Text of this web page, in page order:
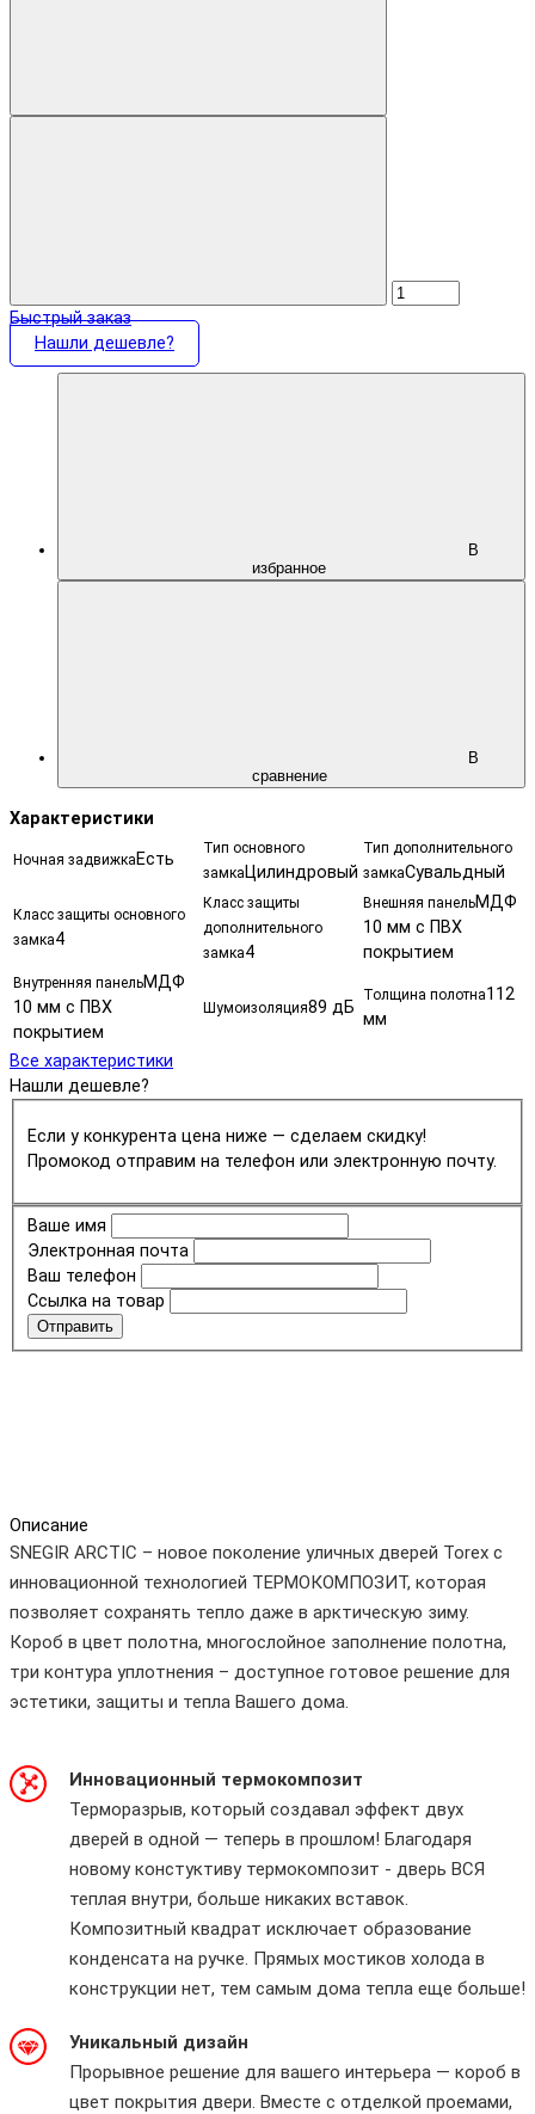
Быстрый заказ
Нашли дешевле?
В
избранное
В
сравнение
Характеристики
Ночная задвижка Есть
Тип основного
замка Цилиндровый
Тип дополнительного
замкаСувальдный
Класс защиты основного
замка4
Класс защиты
дополнительного
замка4
Внешняя панельМДФ
10 мм с ПВХ
покрытием
Внутренняя панельМДФ
10 мм с ПВХ
покрытием
Шумоизоляция89 дБ
Толщина полотна112
мм
Все характеристики
Нашли дешевле?
Если у конкурента цена ниже — сделаем скидку!
Промокод отправим на телефон или электронную почту.
Ваше имя
Электронная почта
Ваш телефон
Ссылка на товар
Отправить
Описание
SNEGIR ARCTIC – новое поколение уличных дверей Torex с
инновационной технологией ТЕРМОКОМПОЗИТ, которая
позволяет сохранять тепло даже в арктическую зиму.
Короб в цвет полотна, многослойное заполнение полотна,
три контура уплотнения – доступное готовое решение для
эстетики, защиты и тепла Вашего дома.
Инновационный термокомпозит
Терморазрыв, который создавал эффект двух
дверей в одной — теперь в прошлом! Благодаря
новому констуктиву термокомпозит - дверь ВСЯ
теплая внутри, больше никаких вставок.
Композитный квадрат исключает образование
конденсата на ручке. Прямых мостиков холода в
конструкции нет, тем самым дома тепла еще больше!
Уникальный дизайн
Прорывное решение для вашего интерьера — короб в
цвет покрытия двери. Вместе с отделкой проемами,